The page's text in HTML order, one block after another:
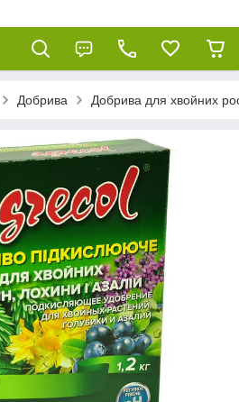
Добрива Добрива для хвойних